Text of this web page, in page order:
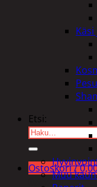
Etsi:
Ostoskori /
Ostoskori
Muu